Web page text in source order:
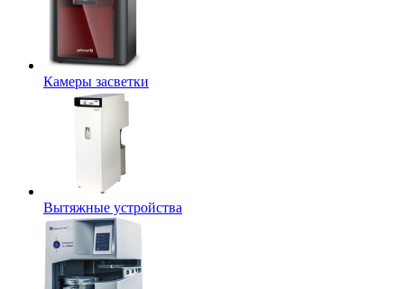
Камеры засветки
Вытяжные устройства